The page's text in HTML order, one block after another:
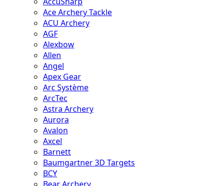
Ace Archery Tackle
ACU Archery
AGF
Alexbow
Allen
Angel
Apex Gear
Arc Système
ArcTec
Astra Archery
Aurora
Avalon
Axcel
Barnett
Baumgartner 3D Targets
BCY